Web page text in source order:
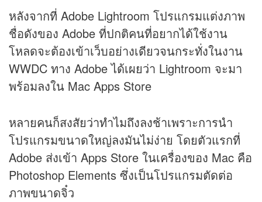
หลังจากที่ Adobe Lightroom โปรแกรมแต่งภาพ
ชื่อดังของ Adobe ที่ปกติคนที่อยากได้ใช้งาน
โหลดจะต้องเข้าเว็บอย่างเดียวจนกระทั่งในงาน
WWDC ทาง Adobe ได้เผยว่า Lightroom จะมา
พร้อมลงใน Mac Apps Store
หลายคนก็สงสัยว่าทำไมถึงลงช้าเพราะการนำ
โปรแกรมขนาดใหญ่ลงมันไม่ง่าย โดยตัวแรกที่
Adobe ส่งเข้า Apps Store ในเครื่องของ Mac คือ
Photoshop Elements ซึ่งเป็นโปรแกรมตัดต่อ
ภาพขนาดจิ๋ว